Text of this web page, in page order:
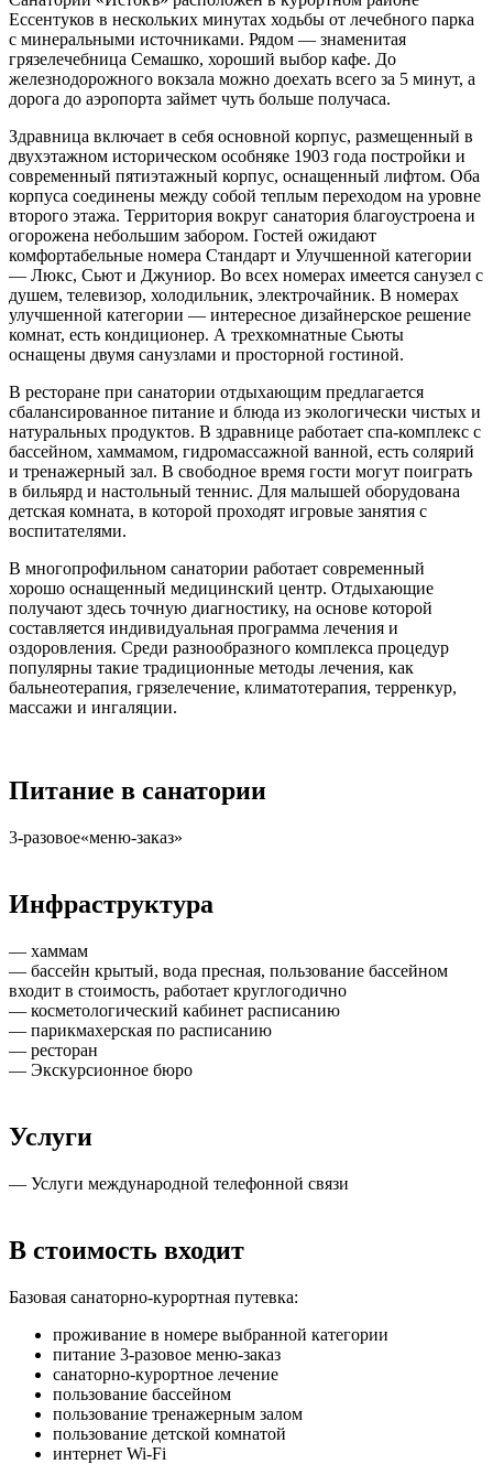
Ессентуков в нескольких минутах ходьбы от лечебного парка
с минеральными источниками. Рядом — знаменитая
грязелечебница Семашко, хороший выбор кафе. До
железнодорожного вокзала можно доехать всего за 5 минут, а
дорога до аэропорта займет чуть больше получаса.
Здравница включает в себя основной корпус, размещенный в
двухэтажном историческом особняке 1903 года постройки и
современный пятиэтажный корпус, оснащенный лифтом. Оба
корпуса соединены между собой теплым переходом на уровне
второго этажа. Территория вокруг санатория благоустроена и
огорожена небольшим забором. Гостей ожидают
комфортабельные номера Стандарт и Улучшенной категории
— Люкс, Сьют и Джуниор. Во всех номерах имеется санузел с
душем, телевизор, холодильник, электрочайник. В номерах
улучшенной категории — интересное дизайнерское решение
комнат, есть кондиционер. А трехкомнатные Сьюты
оснащены двумя санузлами и просторной гостиной.
В ресторане при санатории отдыхающим предлагается
сбалансированное питание и блюда из экологически чистых и
натуральных продуктов. В здравнице работает спа-комплекс с
бассейном, хаммамом, гидромассажной ванной, есть солярий
и тренажерный зал. В свободное время гости могут поиграть
в бильярд и настольный теннис. Для малышей оборудована
детская комната, в которой проходят игровые занятия с
воспитателями.
В многопрофильном санатории работает современный
хорошо оснащенный медицинский центр. Отдыхающие
получают здесь точную диагностику, на основе которой
составляется индивидуальная программа лечения и
оздоровления. Среди разнообразного комплекса процедур
популярны такие традиционные методы лечения, как
бальнеотерапия, грязелечение, климатотерапия, терренкур,
массажи и ингаляции.
Питание в санатории
3-разовое«меню-заказ»
Инфраструктура
— хаммам
— бассейн крытый, вода пресная, пользование бассейном
входит в стоимость, работает круглогодично
— косметологический кабинет расписанию
— парикмахерская по расписанию
— ресторан
— Экскурсионное бюро
Услуги
— Услуги международной телефонной связи
В стоимость входит
Базовая санаторно-курортная путевка:
проживание в номере выбранной категории
питание 3-разовое меню-заказ
санаторно-курортное лечение
пользование бассейном
пользование тренажерным залом
пользование детской комнатой
интернет Wi-Fi